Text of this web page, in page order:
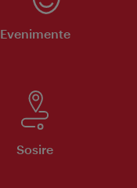
Evenimente
Sosire